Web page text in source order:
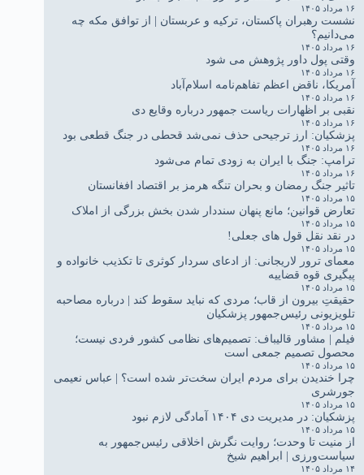
۱۶ مرداد ۱۴۰۵
نشست رهبران پاکستان، ترکیه و عربستان | از توافق مکه چه
می‌دانیم؟
۱۶ مرداد ۱۴۰۵
وقتی پول داور پژوهش می شود
۱۶ مرداد ۱۴۰۵
آمریکا، ناقض اعظم تفاهم‌نامه اسلام‌آباد
۱۶ مرداد ۱۴۰۵
نقبی بر اظهارات ریاست جمهور درباره وقایع دی
۱۶ مرداد ۱۴۰۵
پزشکیان: ارز ترجیحی حذف نمی‌شد قحطی در جنگ قطعی بود
۱۶ مرداد ۱۴۰۵
ترامپ: جنگ با ایران به زودی تمام می‌شود
۱۶ مرداد ۱۴۰۵
تاثیر جنگ رمضان و بحران تنگه هرمز بر اقتصاد افغانستان
۱۵ مرداد ۱۴۰۵
تعارض قوانین؛ مانع پنهان سنددار شدن بخش بزرگی از املاک
۱۵ مرداد ۱۴۰۵
در نقد نقل قول های جعلی!
۱۵ مرداد ۱۴۰۵
معمای ترور لاریجانی: از ادعای سردار کوثری تا تکذیب خانواده و
پیگیری قوه قضاییه
۱۵ مرداد ۱۴۰۵
حقیقتِ بیرون از قاب؛ مردی که نباید سقوط کند | درباره مصاحبه
تلویزیونی رئیس‌جمهور پزشکیان
۱۵ مرداد ۱۴۰۵
فیلم | مشاور قالیباف: تصمیم‌های نظامی کشور فردی نیست؛
محصول تصمیم جمعی است
۱۵ مرداد ۱۴۰۵
چرا خندیدن برای مردم ایران سخت‌تر شده است؟ | عباس نعیمی
جورشری
۱۵ مرداد ۱۴۰۵
پزشکیان: در مدیریت دی ۱۴۰۴ آمادگی لازم نبود
۱۵ مرداد ۱۴۰۵
از منیت تا وحدت؛ روایت نگرش اخلاقی رئیس‌جمهور به
سیاست‌ورزی | ابراهیم شیخ
۱۴ مرداد ۱۴۰۵